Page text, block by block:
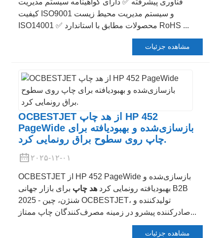
فناوری پیشرفته ✅ دارای گواهینامه سیستم مدیریت
کیفیت ISO9001 و سیستم مدیریت محیط زیست
ISO14001 ✅ محصولات مطابق با استاندارد RoHS ...
مشاهده جزئیات
OCBESTJET از هد چاپ HP 452
PageWide بازسازی‌شده و بهبودیافته برای
چاپ روی سطوح براق رونمایی کرد.
۲۰۲۵-۱۲-۰۱
OCBESTJET از HP 452 PageWide بازسازی‌شده و
بهبودیافته رونمایی کردهد چاپ برای بازار جهانی B2B
شنژن، چین - 2025 OCBESTJET، تولیدکننده و
صادرکننده پیشرو در زمینه مصرف‌کنندگان چاپ ممتاز...
مشاهده جزئیات